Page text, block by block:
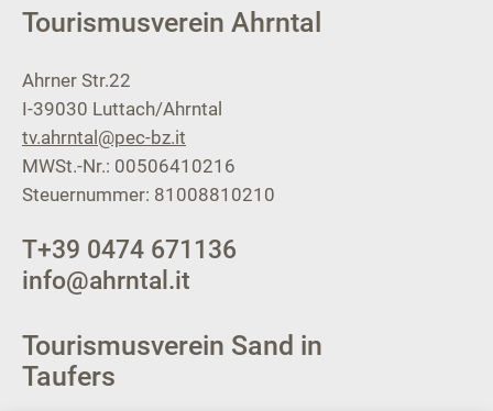
Tourismusverein Ahrntal
Ahrner Str.22
I-39030 Luttach/Ahrntal
tv.ahrntal@pec-bz.it
MWSt.-Nr.: 00506410216
Steuernummer: 81008810210
T+39 0474 671136
info@ahrntal.it
Tourismusverein Sand in
Taufers